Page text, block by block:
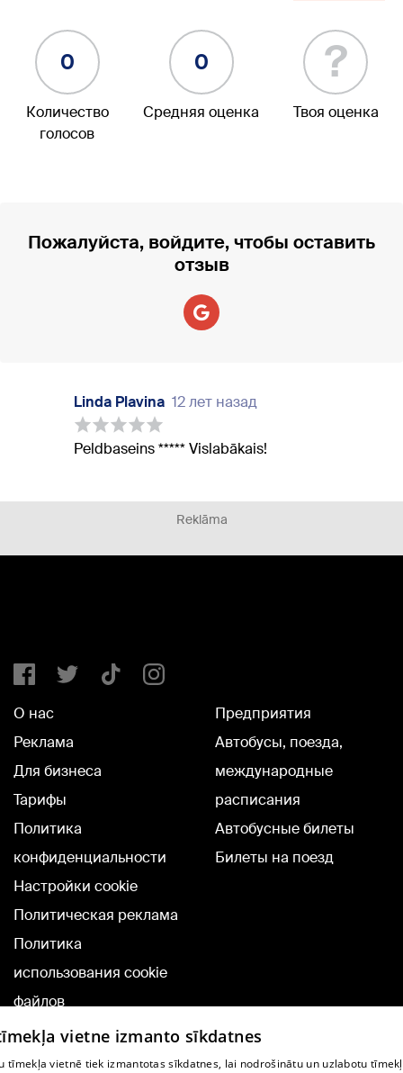
0
Количество
голосов
0
Средняя оценка
?
Твоя оценка
Пожалуйста, войдите, чтобы оставить
отзыв
Linda Plavina 12 лет назад
Peldbaseins ***** Vislabākais!
Reklāma
О нас
Реклама
Для бизнеса
Тарифы
Политика
конфиденциальности
Настройки cookie
Политическая реклама
Политика
использования cookie
файлов
Добавление
комментариев
Предприятия
Автобусы, поезда,
международные
расписания
Автобусные билеты
Билеты на поезд
vietne izmanto sīkdatnes
tīmekļa vietnē tiek izmantotas sīkdatnes, lai nodrošinātu un uzlabotu